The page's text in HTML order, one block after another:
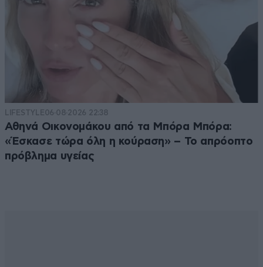
LIFESTYLE06·08·2026 22:38
Αθηνά Οικονομάκου από τα Μπόρα Μπόρα:
«Έσκασε τώρα όλη η κούραση» – Το απρόοπτο
πρόβλημα υγείας